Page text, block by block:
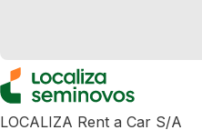
LOCALIZA Rent a Car S/A